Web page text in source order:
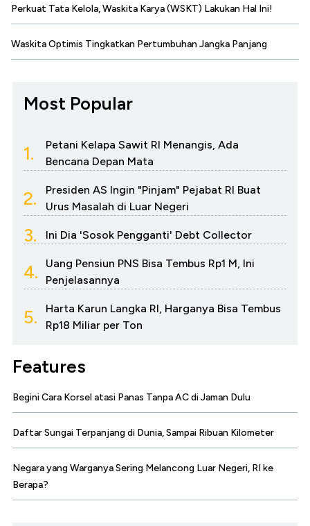
Perkuat Tata Kelola, Waskita Karya (WSKT) Lakukan Hal Ini!
Waskita Optimis Tingkatkan Pertumbuhan Jangka Panjang
Most Popular
1.
Petani Kelapa Sawit RI Menangis, Ada
Bencana Depan Mata
2.
Presiden AS Ingin "Pinjam" Pejabat RI Buat
Urus Masalah di Luar Negeri
3. Ini Dia 'Sosok Pengganti' Debt Collector
4.
Uang Pensiun PNS Bisa Tembus Rp1 M, Ini
Penjelasannya
5.
Harta Karun Langka RI, Harganya Bisa Tembus
Rp18 Miliar per Ton
Features
Begini Cara Korsel atasi Panas Tanpa AC di Jaman Dulu
Daftar Sungai Terpanjang di Dunia, Sampai Ribuan Kilometer
Negara yang Warganya Sering Melancong Luar Negeri, RI ke
Berapa?